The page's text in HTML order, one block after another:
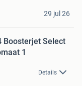
29 jul 26
Boosterjet Select
1
Details